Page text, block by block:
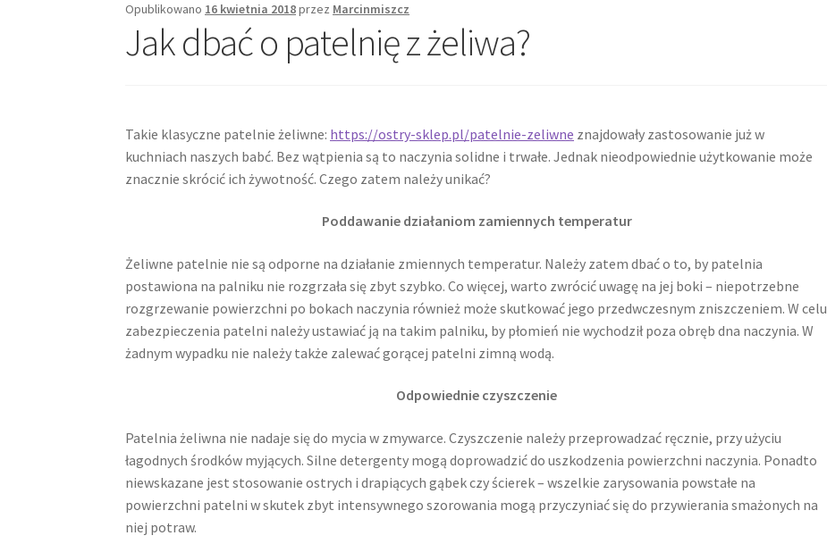
Opublikowano 16 kwietnia 2018przez Marcinmiszcz
Jak dbać o patelnię z żeliwa?
Takie klasyczne patelnie żeliwne: https://ostry-sklep.pl/patelnie-zeliwne znajdowały zastosowanie już w
kuchniach naszych babć. Bez wątpienia są to naczynia solidne i trwałe. Jednak nieodpowiednie użytkowanie może
znacznie skrócić ich żywotność. Czego zatem należy unikać?
Poddawanie działaniom zamiennych temperatur
Żeliwne patelnie nie są odporne na działanie zmiennych temperatur. Należy zatem dbać o to, by patelnia
postawiona na palniku nie rozgrzała się zbyt szybko. Co więcej, warto zwrócić uwagę na jej boki – niepotrzebne
rozgrzewanie powierzchni po bokach naczynia również może skutkować jego przedwczesnym zniszczeniem. W celu
zabezpieczenia patelni należy ustawiać ją na takim palniku, by płomień nie wychodził poza obręb dna naczynia. W
żadnym wypadku nie należy także zalewać gorącej patelni zimną wodą.
Odpowiednie czyszczenie
Patelnia żeliwna nie nadaje się do mycia w zmywarce. Czyszczenie należy przeprowadzać ręcznie, przy użyciu
łagodnych środków myjących. Silne detergenty mogą doprowadzić do uszkodzenia powierzchni naczynia. Ponadto
niewskazane jest stosowanie ostrych i drapiących gąbek czy ścierek – wszelkie zarysowania powstałe na
powierzchni patelni w skutek zbyt intensywnego szorowania mogą przyczyniać się do przywierania smażonych na
niej potraw.